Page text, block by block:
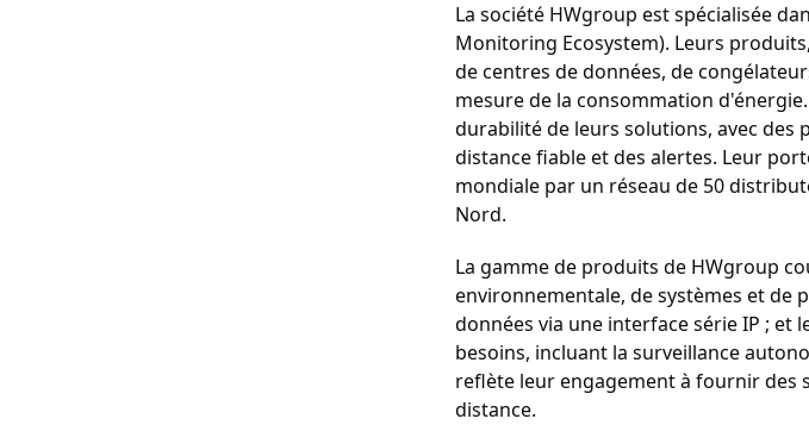
La société HWgroup est spécialisée
Monitoring Ecosystem). Leurs
de centres de données, de
mesure de la consommation
durabilité de leurs solutions, avec des
distance fiable et des alertes. Leur
mondiale par un réseau de 50
Nord.
La gamme de produits de HWgroup
environnementale, de systèmes et de
données via une interface série IP ; et
besoins, incluant la surveillance
reflète leur engagement à fournir des
distance.